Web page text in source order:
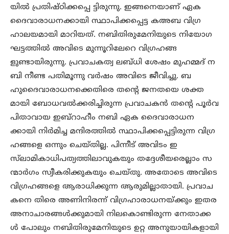
യിൽ പ്രതിഷ്ഠിക്കപ്പെ ട്ടിരുന്നു. ഇങ്ങനെയാണ് ഏക
ദൈവാരാധനക്കായി സ്ഥാപിക്കപ്പെട്ട കഅബ വിഗ്ര
ഹാലയമായി മാറിയത്. നബിതിരുമേനിയുടെ നിയോഗ
ഘട്ടത്തിൽ അവിടെ മുന്നൂറിലേറെ വിഗ്രഹങ്ങ
ളുണ്ടായിരുന്നു. പ്രവാചകത്വ ലബ്ധി ശേഷം മുഹമ്മദ് ന
ബി നീണ്ട പതിമൂന്നു വർഷം അവിടെ ജീവിച്ചു. ബ
ഹുദൈവാരാധനക്കെതിരെ തന്റെ ജനതയെ ശക്ത
മായി ബോധവൽക്കരിച്ചിരുന്ന പ്രവാചകൻ തന്റെ പൂർവ
പിതാവായ ഇബ്റാഹീം നബി ഏക ദൈവാരാധന
ക്കായി നിർമിച്ച മന്ദിരത്തിൽ സ്ഥാപിക്കപ്പെട്ടിരുന്ന വിഗ്ര
ഹങ്ങളെ ഒന്നും ചെയ്തില്ല. പിന്നീട് അവിടം ഇ
സ്‌ലാമികാധിപത്യത്തിലാവുകയും തദ്ദേശീയരെല്ലാം സ
ന്മാർഗം സ്വീകരിക്കുകയും ചെയ്തു. അതോടെ അവിടെ
വിഗ്രഹങ്ങളെ ആരാധിക്കുന്ന ആരുമില്ലാതായി. പ്രവാച
കനെ തിരെ അണിനിരന്ന് വിഗ്രഹാരാധനയ്ക്കും ഇതര
അനാചാരങ്ങൾക്കുമായി നിലകൊണ്ടിരുന്ന നേതാക്ക
ൾ പോലും നബിതിരുമേനിയുടെ ഉറ്റ അനുയായികളായി